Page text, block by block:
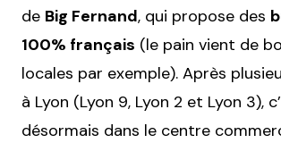
de Big Fernand, qui propose des
100% français (le pain vient de
locales par exemple). Après
à Lyon (Lyon 9, Lyon 2 et Lyon 3),
désormais dans le centre